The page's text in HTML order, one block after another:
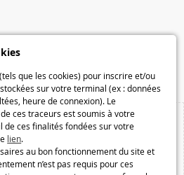
que les cookies) pour inscrire et/ou
sur votre terminal (ex : données
heure de connexion). Le
ces traceurs est soumis à votre
de ces finalités fondées sur votre
lien.
au bon fonctionnement du site et
n’est pas requis pour ces